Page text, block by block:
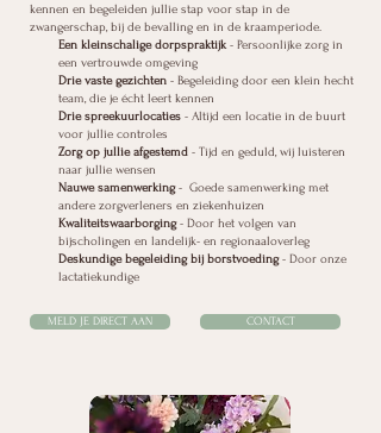
kennen en begeleiden jullie stap voor stap in de
zwangerschap, bij de bevalling en in de kraamperiode. ​
Een kleinschalige dorpspraktijk- Persoonlijke zorg in
een vertrouwde omgeving
Drie vaste gezichten - Begeleiding door een klein hecht
team, die je écht leert kennen
Drie spreekuurlocaties - Altijd een locatie in de buurt
voor jullie controles
Zorg op jullie afgestemd - Tijd en geduld, wij luisteren
naar jullie wensen
Nauwe samenwerking- Goede samenwerking met
andere zorgverleners en ziekenhuizen
Kwaliteitswaarborging- Door het volgen van
bijscholingen en landelijk- en regionaaloverleg
Deskundige begeleiding bij borstvoeding- Door onze
lactatiekundige
MELD JE DIRECT AAN CONTACT